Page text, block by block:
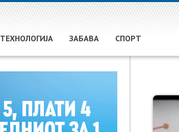
ТЕХНОЛОГИЈА ЗАБАВА СПОРТ